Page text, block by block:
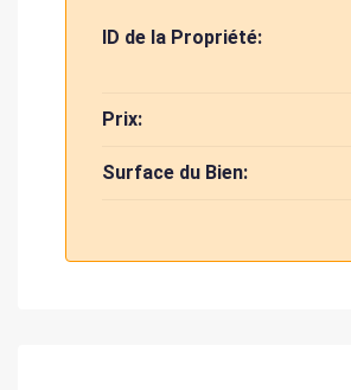
ID de la Propriété:
Prix:
Surface du Bien: